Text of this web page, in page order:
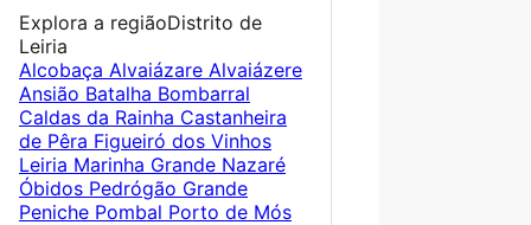
Explora a regiãoDistrito de
Leiria
Alcobaça Alvaiázare Alvaiázere
Ansião Batalha Bombarral
Caldas da Rainha Castanheira
de Pêra Figueiró dos Vinhos
Leiria Marinha Grande Nazaré
Óbidos Pedrógão Grande
Peniche Pombal Porto de Mós